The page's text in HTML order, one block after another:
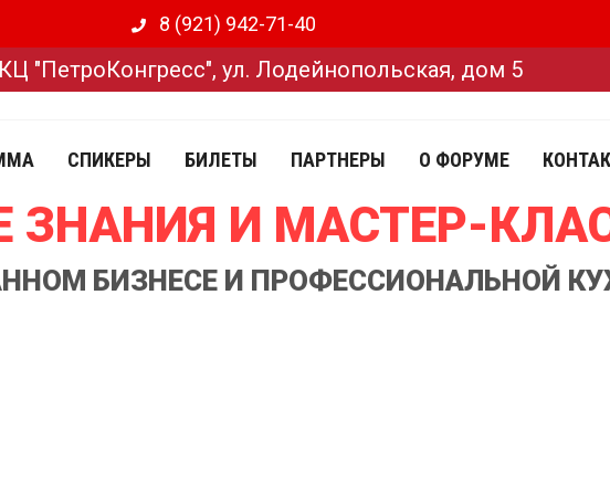
8 (921) 942-71-40
КЦ "ПетроКонгресс", ул. Лодейнопольская, дом 5
СПИКЕРЫ БИЛЕТЫ ПАРТНЕРЫ О ФОРУМЕ
ЗНАНИЯ И МАСТЕР-
БИЗНЕСЕ И ПРОФЕССИОНАЛЬНОЙ